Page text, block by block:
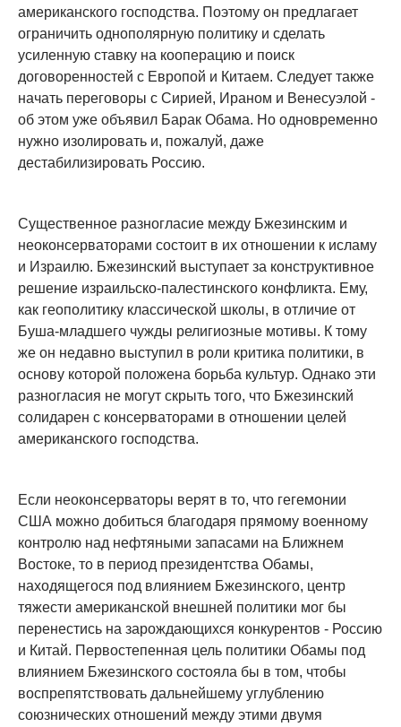
американского господства. Поэтому он предлагает
ограничить однополярную политику и сделать
усиленную ставку на кооперацию и поиск
договоренностей с Европой и Китаем. Следует также
начать переговоры с Сирией, Ираном и Венесуэлой -
об этом уже объявил Барак Обама. Но одновременно
нужно изолировать и, пожалуй, даже
дестабилизировать Россию.
Существенное разногласие между Бжезинским и
неоконсерваторами состоит в их отношении к исламу
и Израилю. Бжезинский выступает за конструктивное
решение израильско-палестинского конфликта. Ему,
как геополитику классической школы, в отличие от
Буша-младшего чужды религиозные мотивы. К тому
же он недавно выступил в роли критика политики, в
основу которой положена борьба культур. Однако эти
разногласия не могут скрыть того, что Бжезинский
солидарен с консерваторами в отношении целей
американского господства.
Если неоконсерваторы верят в то, что гегемонии
США можно добиться благодаря прямому военному
контролю над нефтяными запасами на Ближнем
Востоке, то в период президентства Обамы,
находящегося под влиянием Бжезинского, центр
тяжести американской внешней политики мог бы
перенестись на зарождающихся конкурентов - Россию
и Китай. Первостепенная цель политики Обамы под
влиянием Бжезинского состояла бы в том, чтобы
воспрепятствовать дальнейшему углублению
союзнических отношений между этими двумя